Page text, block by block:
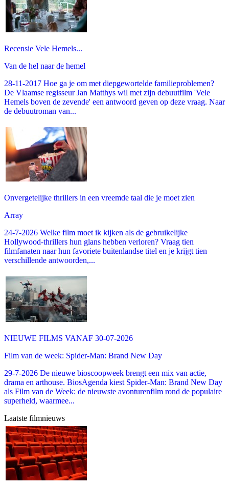
Recensie Vele Hemels...
Van de hel naar de hemel
28-11-2017 Hoe ga je om met diepgewortelde familieproblemen?
De Vlaamse regisseur Jan Matthys wil met zijn debuutfilm 'Vele
Hemels boven de zevende' een antwoord geven op deze vraag. Naar
de debuutroman van...
Onvergetelijke thrillers in een vreemde taal die je moet zien
Array
24-7-2026 Welke film moet ik kijken als de gebruikelijke
Hollywood-thrillers hun glans hebben verloren? Vraag tien
filmfanaten naar hun favoriete buitenlandse titel en je krijgt tien
verschillende antwoorden,...
NIEUWE FILMS VANAF 30-07-2026
Film van de week: Spider-Man: Brand New Day
29-7-2026 De nieuwe bioscoopweek brengt een mix van actie,
drama en arthouse. BiosAgenda kiest Spider-Man: Brand New Day
als Film van de Week: de nieuwste avonturenfilm rond de populaire
superheld, waarmee...
Laatste filmnieuws